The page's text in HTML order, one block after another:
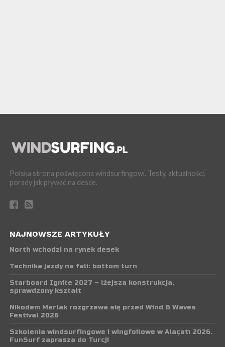
Polska strona poświęcona windsurfingowi. Testy, aktualności,
porady jak pływać na desce.
NAJNOWSZE ARTYKUŁY
North wchodzi na rynek desek
Technika jazdy na fali: bottom turn
Starboard Ignite 2027 – lżejsza konstrukcja,
sprawdzony kształt
Nikodem Merlak rozgrzewa się przed Wind & Waves
Festival 2026
Szkolenia windsurfingowe i wingfoilowe w Alaçatı 2026.
FunSurf zaprasza do Turcji